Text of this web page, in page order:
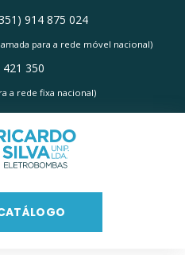
914 875 024
para a rede móvel nacional)
350
a rede fixa nacional)